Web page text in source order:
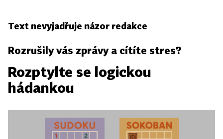
Text nevyjadřuje názor redakce
Rozrušily vás zprávy a cítíte stres?
Rozptylte se logickou
hádankou